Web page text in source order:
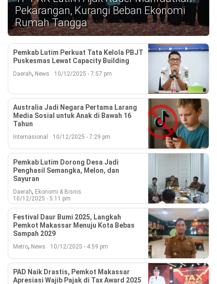
Pekarangan, Kurangi Beban Ekonomi
Rumah Tangga
Pemkab Lutim Perkuat Tata Kelola PBJT
Puskesmas Lewat Capacity Building
Daerah, News 10/12/2025 - 7:57 pm
Australia Jadi Negara Pertama Larang
Media Sosial untuk Anak di Bawah 16
Tahun
Internasional 10/12/2025 - 7:29 pm
Pemkab Lutim Dorong Desa Jadi
Penghasil Semangka, Melon, dan
Sayuran
Daerah, Ekonomi & Bisnis
10/12/2025 - 5:11 pm
Festival Daur Bumi 2025, Langkah
Pemkot Makassar Menuju Kota Bebas
Sampah 2029
Metro, News 10/12/2025 - 4:59 pm
PAD Naik Drastis, Pemkot Makassar
Apresiasi Wajib Pajak di Tax Award 2025